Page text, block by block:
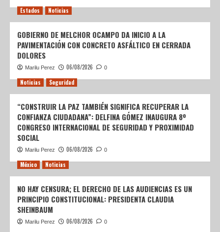
Estados Noticias
GOBIERNO DE MELCHOR OCAMPO DA INICIO A LA
PAVIMENTACIÓN CON CONCRETO ASFÁLTICO EN CERRADA
DOLORES
Marilu Perez 06/08/2026 0
Noticias Seguridad
“CONSTRUIR LA PAZ TAMBIÉN SIGNIFICA RECUPERAR LA
CONFIANZA CIUDADANA”: DELFINA GÓMEZ INAUGURA 8º
CONGRESO INTERNACIONAL DE SEGURIDAD Y PROXIMIDAD
SOCIAL
Marilu Perez 06/08/2026 0
México Noticias
NO HAY CENSURA; EL DERECHO DE LAS AUDIENCIAS ES UN
PRINCIPIO CONSTITUCIONAL: PRESIDENTA CLAUDIA
SHEINBAUM
Marilu Perez 06/08/2026 0